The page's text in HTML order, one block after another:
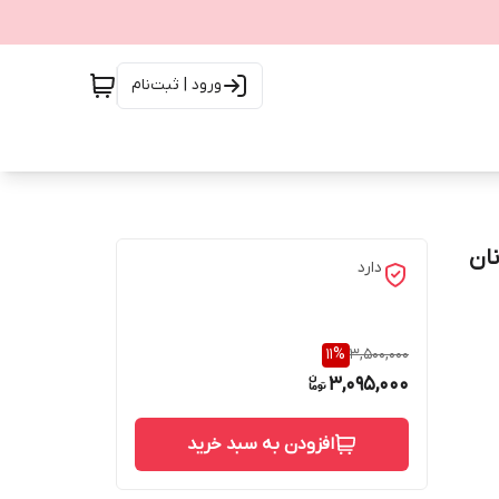
ورود | ثبت‌نام
نان
دارد
3,500,000
11%
3,095,000
افزودن به سبد خرید